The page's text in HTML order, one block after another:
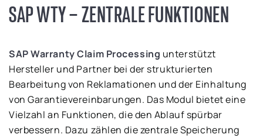
SAP WTY – ZENTRALE FUNKTIONEN
SAP Warranty Claim Processing unterstützt
Hersteller und Partner bei der strukturierten
Bearbeitung von Reklamationen und der Einhaltung
von Garantievereinbarungen. Das Modul bietet eine
Vielzahl an Funktionen, die den Ablauf spürbar
verbessern. Dazu zählen die zentrale Speicherung